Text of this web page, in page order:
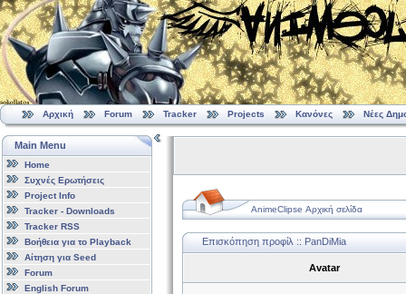
Αρχική Forum Tracker Projects Κανόνες Νέες
Main Menu
Home
Συχνές Ερωτήσεις
Project Info
Tracker - Downloads
Tracker RSS
Βοήθεια για το Playback
Αίτηση για Seed
Forum
English Forum
AnimeClipse Αρχική σελίδα
Επισκόπηση προφίλ :: PanDiMia
Avatar